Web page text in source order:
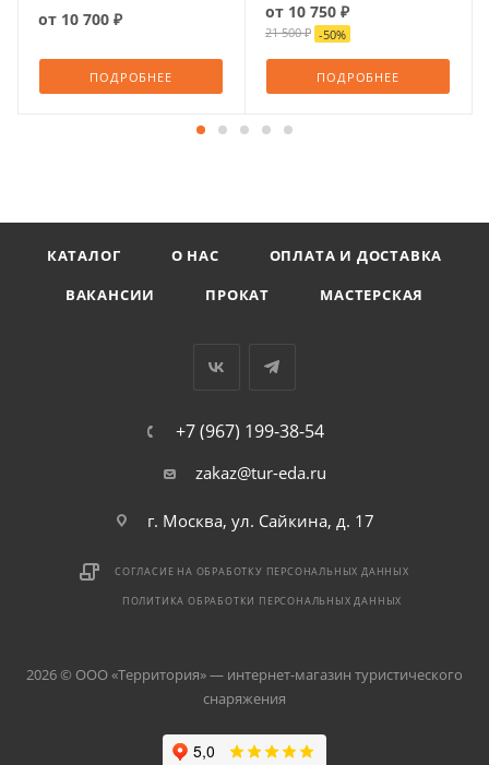
от 10 700 ₽
ПОДРОБНЕЕ
от 10 750 ₽
21 500 ₽ -50%
ПОДРОБНЕЕ
КАТАЛОГ О НАС
ОПЛАТА И ДОСТАВКА
ВАКАНСИИ
ПРОКАТ МАСТЕРСКАЯ
+7 (967) 199-38-54
zakaz@tur-eda.ru
г. Москва, ул. Сайкина, д. 17
СОГЛАСИЕ НА ОБРАБОТКУ ПЕРСОНАЛЬНЫХ ДАННЫХ
ПОЛИТИКА ОБРАБОТКИ ПЕРСОНАЛЬНЫХ ДАННЫХ
2026 © ООО «Территория» — интернет-магазин туристического
снаряжения